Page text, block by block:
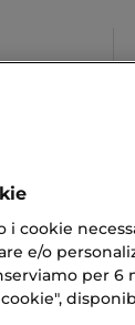
i cookie
e/o
per 6